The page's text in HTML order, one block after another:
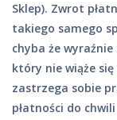
Sklep). Zwrot
takiego samego
chyba że
który nie wiąże
zastrzega sobie
płatności do